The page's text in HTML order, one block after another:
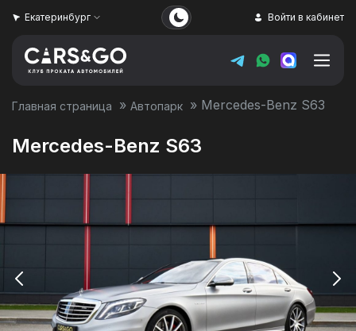
Екатеринбург Войти в кабинет
Главная страница » Автопарк » Mercedes-Benz S63
Mercedes-Benz S63